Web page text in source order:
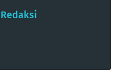
Redaksi